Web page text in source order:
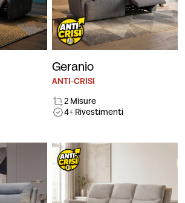
Geranio
ANTI-CRISI
2 Misure
4+ Rivestimenti